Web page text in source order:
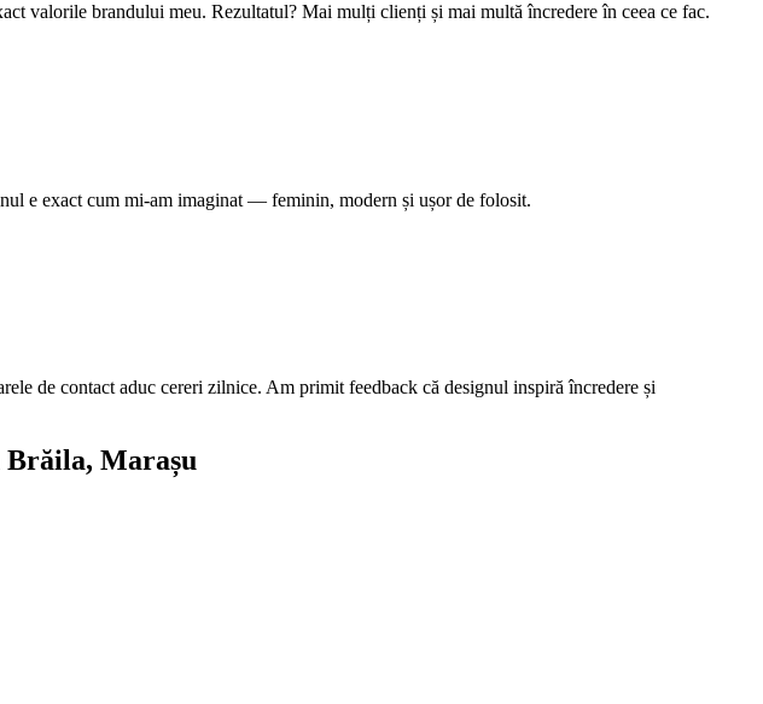
valorile brandului meu. Rezultatul? Mai mulți clienți și mai multă încredere în ceea ce fac.
e exact cum mi-am imaginat — feminin, modern și ușor de folosit.
de contact aduc cereri zilnice. Am primit feedback că designul inspiră încredere și
Brăila, Marașu